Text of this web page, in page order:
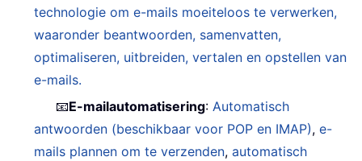
technologie om e-mails moeiteloos te verwerken,
waaronder beantwoorden, samenvatten,
optimaliseren, uitbreiden, vertalen en opstellen van
e-mails.
📧E-mailautomatisering:Automatisch
antwoorden (beschikbaar voor POP en IMAP),e-
mails plannen om te verzenden,automatisch